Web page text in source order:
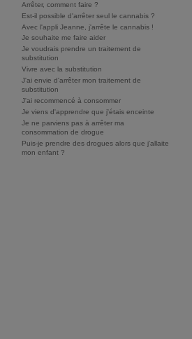
Arrêter, comment faire ?
Est-il possible d'arrêter seul le cannabis ?
Avec l'appli Jeanne, j'arrête le cannabis !
Je souhaite me faire aider
Je voudrais prendre un traitement de
substitution
Vivre avec la substitution
J'ai envie d'arrêter mon traitement de
substitution
J'ai recommencé à consommer
Je viens d'apprendre que j'étais enceinte
Je ne parviens pas à arrêter ma
consommation de drogue
Puis-je prendre des drogues alors que j'allaite
mon enfant ?